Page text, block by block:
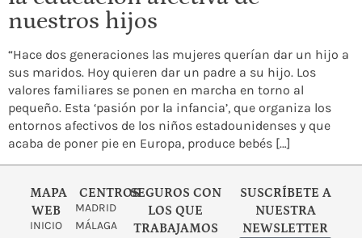
nuestros hijos
“Hace dos generaciones las mujeres querían dar un hijo a
sus maridos. Hoy quieren dar un padre a su hijo. Los
valores familiares se ponen en marcha en torno al
pequeño. Esta ‘pasión por la infancia’, que organiza los
entornos afectivos de los niños estadounidenses y que
acaba de poner pie en Europa, produce bebés […]
MAPA
WEB
INICIO
CENTROS
MADRID
MÁLAGA
SEGUROS CON
LOS QUE
TRABAJAMOS
SUSCRÍBETE A
NUESTRA
NEWSLETTER